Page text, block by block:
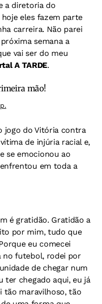
a diretoria do
eles fazem parte
carreira. Não parei
semana a
vai ser do meu
A TARDE.
mão!
jogo do Vitória contra
de injúria racial e,
se emocionou ao
em toda a
é gratidão. Gratidão a
por mim, tudo que
eu comecei
no futebol, rodei por
de chegar num
ter chegado aqui, eu já
tão maravilhoso, tão